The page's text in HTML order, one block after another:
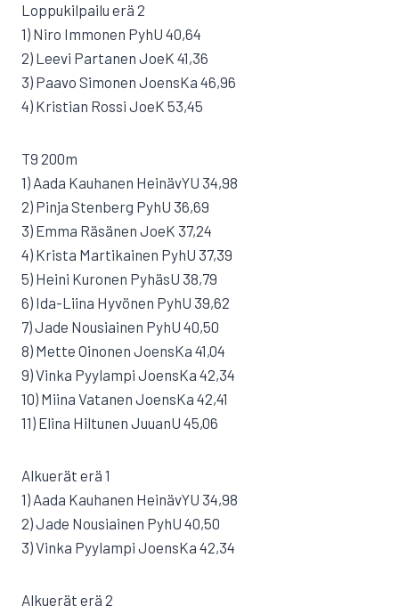
Loppukilpailu erä 2
1) Niro Immonen PyhU 40,64
2) Leevi Partanen JoeK 41,36
3) Paavo Simonen JoensKa 46,96
4) Kristian Rossi JoeK 53,45
T9 200m
1) Aada Kauhanen HeinävYU 34,98
2) Pinja Stenberg PyhU 36,69
3) Emma Räsänen JoeK 37,24
4) Krista Martikainen PyhU 37,39
5) Heini Kuronen PyhäsU 38,79
6) Ida-Liina Hyvönen PyhU 39,62
7) Jade Nousiainen PyhU 40,50
8) Mette Oinonen JoensKa 41,04
9) Vinka Pyylampi JoensKa 42,34
10) Miina Vatanen JoensKa 42,41
11) Elina Hiltunen JuuanU 45,06
Alkuerät erä 1
1) Aada Kauhanen HeinävYU 34,98
2) Jade Nousiainen PyhU 40,50
3) Vinka Pyylampi JoensKa 42,34
Alkuerät erä 2